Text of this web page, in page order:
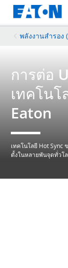
พลังงานสำรอง
การต่อ
เทคโนโ
Eaton
เทคโนโลยี Hot
ตั้งในหลายพันจุดทั่วโ